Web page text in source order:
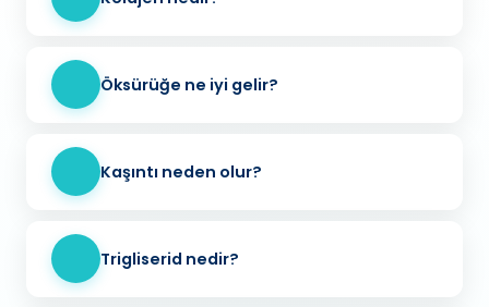
Öksürüğe ne iyi gelir?
Kaşıntı neden olur?
Trigliserid nedir?